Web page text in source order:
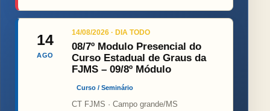
14
AGO
14/08/2026 · DIA TODO
08/7º Modulo Presencial do
Curso Estadual de Graus da
FJMS – 09/8º Módulo
Curso / Seminário
CT FJMS · Campo grande/MS